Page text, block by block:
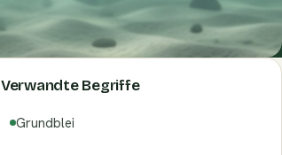
Verwandte Begriffe
Grundblei